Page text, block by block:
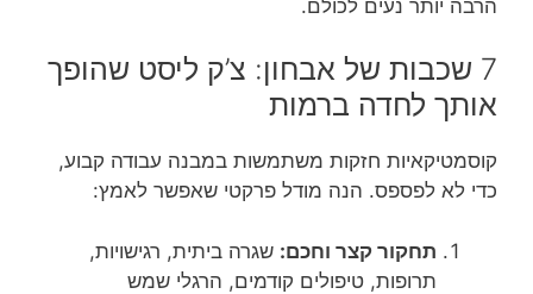
הרבה יותר נעים לכולם.
7 שכבות של אבחון: צ’ק ליסט שהופך
אותך לחדה ברמות
קוסמטיקאיות חזקות משתמשות במבנה עבודה קבוע,
כדי לא לפספס. הנה מודל פרקטי שאפשר לאמץ:
תחקור קצר וחכם: שגרה ביתית, רגישויות,
תרופות, טיפולים קודמים, הרגלי שמש